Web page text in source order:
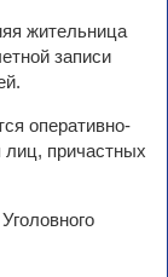
жительница
записи
оперативно-
лиц, причастных